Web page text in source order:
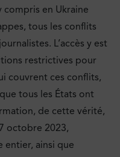
compris en Ukraine
tous les conflits
L’accès y est
restrictives pour
couvrent ces conflits,
tous les États ont
de cette vérité,
octobre 2023,
entier, ainsi que